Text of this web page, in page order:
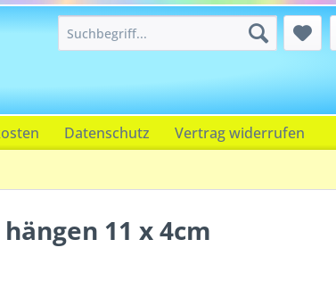
Datenschutz Vertrag widerrufen
11 x 4cm